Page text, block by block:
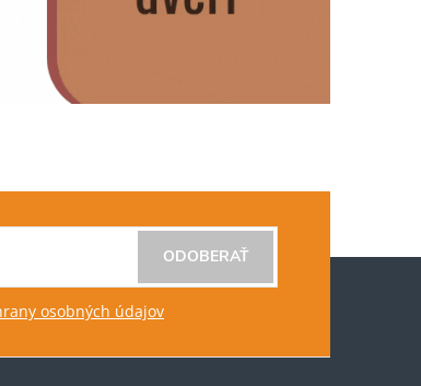
osobných údajov
ODOBERAŤ